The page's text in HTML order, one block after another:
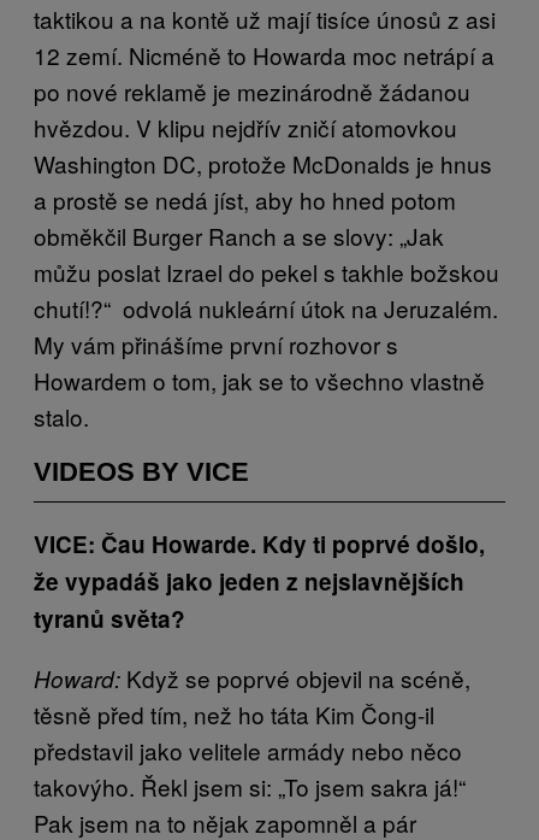
taktikou a na kontě už mají tisíce únosů z asi
12 zemí. Nicméně to Howarda moc netrápí a
po nové reklamě je mezinárodně žádanou
hvězdou. V klipu nejdřív zničí atomovkou
Washington DC, protože McDonalds je hnus
a prostě se nedá jíst, aby ho hned potom
obměkčil Burger Ranch a se slovy: „Jak
můžu poslat Izrael do pekel s takhle božskou
chutí!?“ odvolá nukleární útok na Jeruzalém.
My vám přinášíme první rozhovor s
Howardem o tom, jak se to všechno vlastně
stalo.
VIDEOS BY VICE
VICE: Čau Howarde. Kdy ti poprvé došlo,
že vypadáš jako jeden z nejslavnějších
tyranů světa?
Howard: Když se poprvé objevil na scéně,
těsně před tím, než ho táta Kim Čong-il
představil jako velitele armády nebo něco
takovýho. Řekl jsem si: „To jsem sakra já!“
Pak jsem na to nějak zapomněl a pár